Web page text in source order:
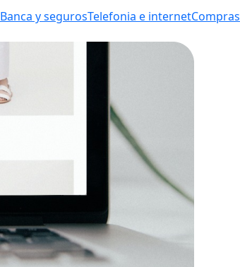
Banca y segurosTelefonia e internetCompras